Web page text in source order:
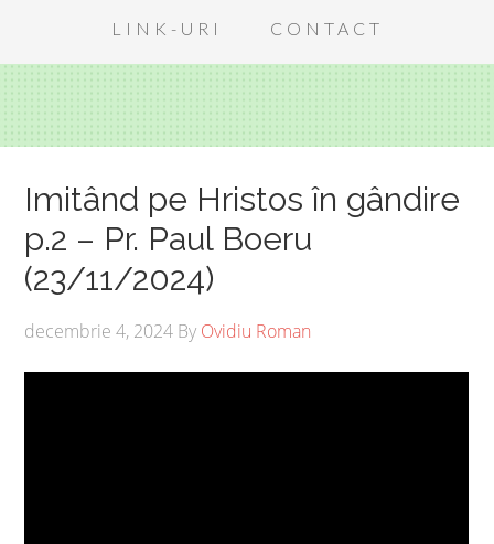
LINK-URI CONTACT
Imitând pe Hristos în gândire
p.2 – Pr. Paul Boeru
(23/11/2024)
decembrie 4, 2024 By Ovidiu Roman